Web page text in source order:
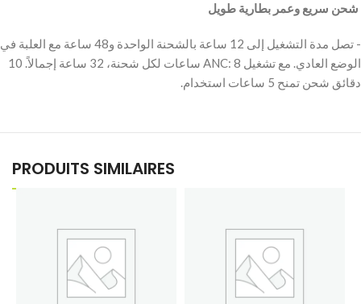
‫ شحن سريع وعمر بطارية طويل
‫- تصل مدة التشغيل إلى 12 ساعة بالشحنة الواحدة و48 ساعة مع العلبة في
الوضع العادي. مع تشغيل ANC: 8 ساعات لكل شحنة، 32 ساعة إجمالاً. 10
دقائق شحن تمنح 5 ساعات استخدام.
PRODUITS SIMILAIRES